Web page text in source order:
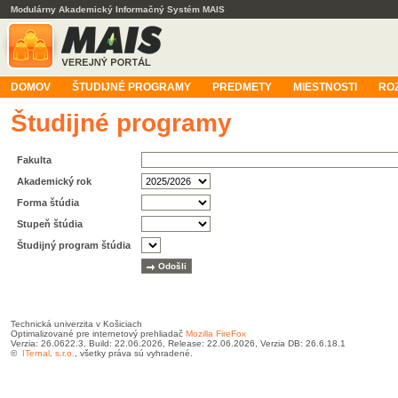
Modulárny Akademický Informačný Systém MAIS
DOMOV ŠTUDIJNÉ PROGRAMY PREDMETY MIESTNOSTI
Študijné programy
Fakulta
Akademický rok
Forma štúdia
Stupeň štúdia
Študijný program štúdia
Technická univerzita v Košiciach
Optimalizované pre internetový prehliadač Mozilla FireFox
Verzia: 26.0622.3, Build: 22.06.2026, Release: 22.06.2026, Verzia DB: 26.6.18.1
© ITernal, s.r.o. , všetky práva sú vyhradené.